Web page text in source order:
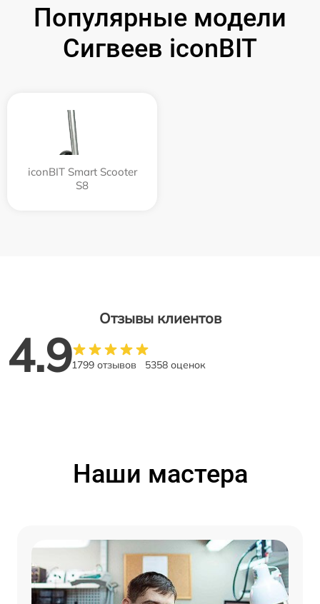
Популярные модели
Сигвеев iconBIT
iconBIT Smart Scooter
S8
Отзывы клиентов
4.91799 отзывов 5358 оценок
Наши мастера